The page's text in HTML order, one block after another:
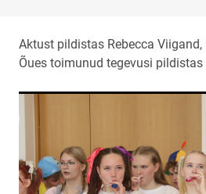
Aktust pildistas Rebecca Viigand,
Õues toimunud tegevusi pildistas